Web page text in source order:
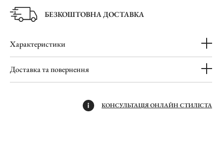
БЕЗКОШТОВНА ДОСТАВКА
Характеристики
Доставка та повернення
КОНСУЛЬТАЦІЯ ОНЛАЙН СТИЛІСТА